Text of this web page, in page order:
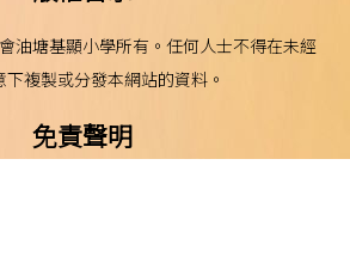
油塘基顯小學所有。任何人士不得在未經
下複製或分發本網站的資料。
免責聲明